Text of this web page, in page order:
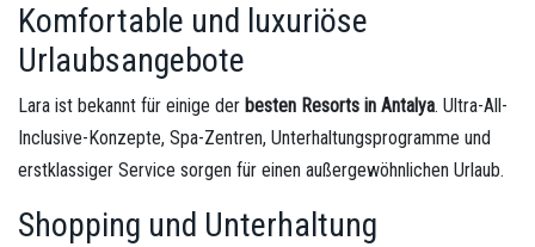
Komfortable und luxuriöse
Urlaubsangebote
Lara ist bekannt für einige der besten Resorts in Antalya. Ultra-All-
Inclusive-Konzepte, Spa-Zentren, Unterhaltungsprogramme und
erstklassiger Service sorgen für einen außergewöhnlichen Urlaub.
Shopping und Unterhaltung